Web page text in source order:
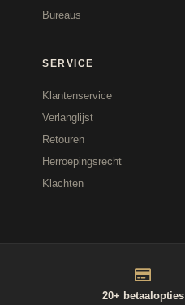
Bureaus
SERVICE
Klantenservice
Verlanglijst
Retouren
Herroepingsrecht
Klachten
20+ betaalopties